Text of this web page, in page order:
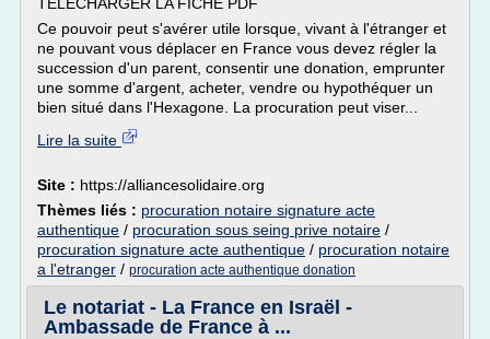
Ce pouvoir peut s'avérer utile lorsque, vivant à l'étranger et
ne pouvant vous déplacer en France vous devez régler la
succession d'un parent, consentir une donation, emprunter
une somme d'argent, acheter, vendre ou hypothéquer un
bien situé dans l'Hexagone. La procuration peut viser...
Lire la suite
Site : https://alliancesolidaire.org
Thèmes liés : procuration notaire signature acte
authentique / procuration sous seing prive notaire /
procuration signature acte authentique / procuration notaire
a l'etranger / procuration acte authentique donation
Le notariat - La France en Israël -
Ambassade de France à ...